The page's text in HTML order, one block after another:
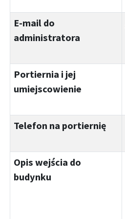
E-mail do
administratora
Portiernia i jej
umiejscowienie
Telefon na portiernię
Opis wejścia do
budynku